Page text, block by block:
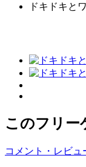
ドキドキと
このフリー
コメント・レビュ